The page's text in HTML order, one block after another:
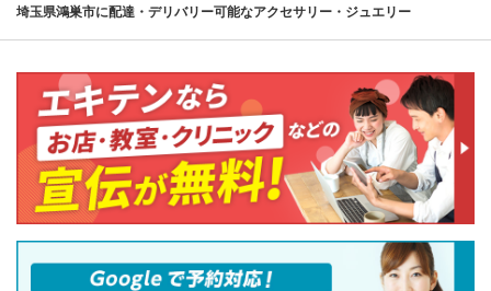
埼玉県鴻巣市に配達・デリバリー可能なアクセサリー・ジュエリー